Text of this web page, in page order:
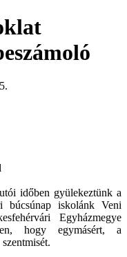
időben gyülekeztünk a
búcsúnap iskolánk Veni
Egyházmegye
hogy egymásért, a